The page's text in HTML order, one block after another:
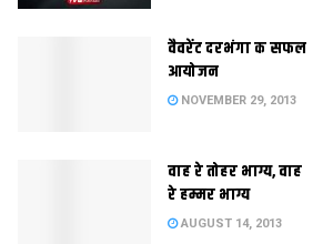
वैवरेंट दरभंगा क सफल
आयोजन
NOVEMBER 29, 2013
वाह रे तोहर भाग्य, वाह
रे हम्मर भाग्य
AUGUST 14, 2013